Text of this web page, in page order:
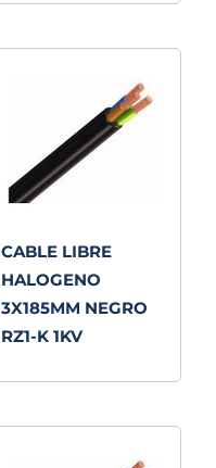
CABLE LIBRE
HALOGENO
3X185MM NEGRO
RZ1-K 1KV